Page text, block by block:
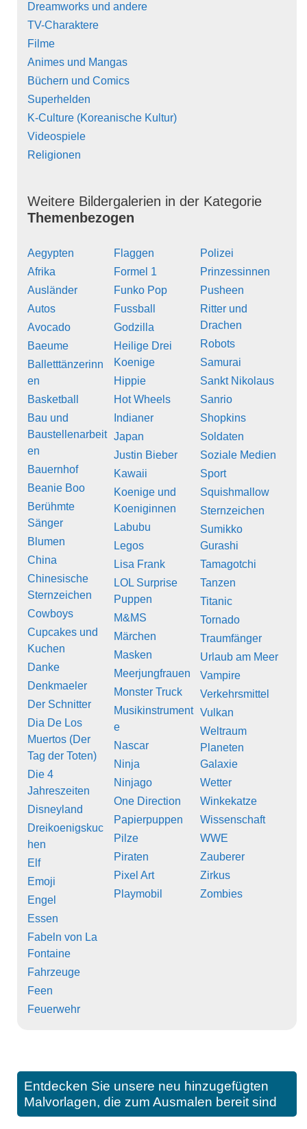
Dreamworks und andere
TV-Charaktere
Filme
Animes und Mangas
Büchern und Comics
Superhelden
K-Culture (Koreanische Kultur)
Videospiele
Religionen
Weitere Bildergalerien in der Kategorie
Themenbezogen
Aegypten
Afrika
Ausländer
Autos
Avocado
Baeume
Balletttänzerinn
en
Basketball
Bau und
Baustellenarbeit
en
Bauernhof
Beanie Boo
Berühmte
Sänger
Blumen
China
Chinesische
Sternzeichen
Cowboys
Cupcakes und
Kuchen
Danke
Denkmaeler
Der Schnitter
Dia De Los
Muertos (Der
Tag der Toten)
Die 4
Jahreszeiten
Disneyland
Dreikoenigskuc
hen
Elf
Emoji
Engel
Essen
Fabeln von La
Fontaine
Fahrzeuge
Feen
Feuerwehr
Flaggen
Formel 1
Funko Pop
Fussball
Godzilla
Heilige Drei
Koenige
Hippie
Hot Wheels
Indianer
Japan
Justin Bieber
Kawaii
Koenige und
Koeniginnen
Labubu
Legos
Lisa Frank
LOL Surprise
Puppen
M&MS
Märchen
Masken
Meerjungfrauen
Monster Truck
Musikinstrument
e
Nascar
Ninja
Ninjago
One Direction
Papierpuppen
Pilze
Piraten
Pixel Art
Playmobil
Polizei
Prinzessinnen
Pusheen
Ritter und
Drachen
Robots
Samurai
Sankt Nikolaus
Sanrio
Shopkins
Soldaten
Soziale Medien
Sport
Squishmallow
Sternzeichen
Sumikko
Gurashi
Tamagotchi
Tanzen
Titanic
Tornado
Traumfänger
Urlaub am Meer
Vampire
Verkehrsmittel
Vulkan
Weltraum
Planeten
Galaxie
Wetter
Winkekatze
Wissenschaft
WWE
Zauberer
Zirkus
Zombies
Entdecken Sie unsere neu hinzugefügten
Malvorlagen, die zum Ausmalen bereit sind